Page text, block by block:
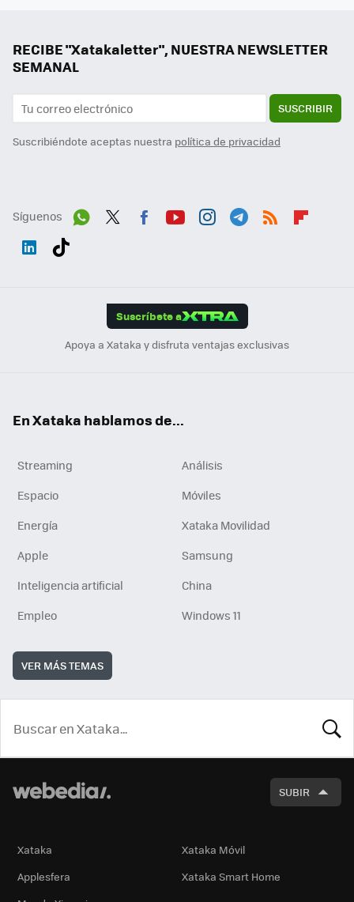
RECIBE "Xatakaletter", NUESTRA NEWSLETTER
SEMANAL
SUSCRIBIR
Suscribiéndote aceptas nuestra política de privacidad
Síguenos
Suscríbete a
Apoya a Xataka y disfruta ventajas exclusivas
En Xataka hablamos de...
Streaming
Análisis
Espacio
Móviles
Energía
Xataka Movilidad
Apple
Samsung
Inteligencia artificial
China
Empleo
Windows 11
VER MÁS TEMAS
SUBIR
Xataka
Xataka Móvil
Applesfera
Xataka Smart Home